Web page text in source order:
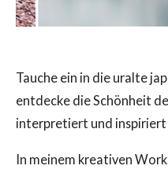
Tauche ein in die uralte
entdecke die Schönheit
interpretiert und inspiriert
In meinem kreativen